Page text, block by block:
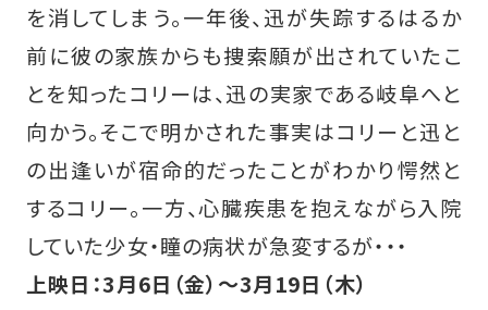
を消してしまう。一年後、迅が失踪するはるか
前に彼の家族からも捜索願が出されていたこ
とを知ったコリーは、迅の実家である岐阜へと
向かう。そこで明かされた事実はコリーと迅と
の出逢いが宿命的だったことがわかり愕然と
するコリー。一方、心臓疾患を抱えながら入院
していた少女・瞳の病状が急変するが・・・
上映日：3月6日（金）〜3月19日（木）